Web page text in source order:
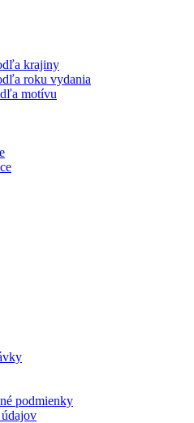
krajiny
roku vydania
motívu
podmienky